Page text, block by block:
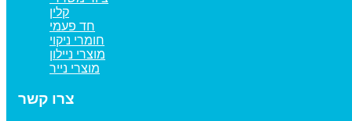
קלין
חד פעמי
חומרי ניקוי
מוצרי ניילון
מוצרי נייר
צרו קשר